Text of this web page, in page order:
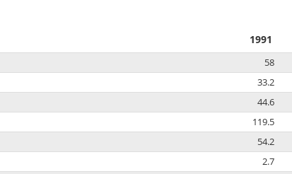
1991
58
33.2
44.6
119.5
54.2
2.7